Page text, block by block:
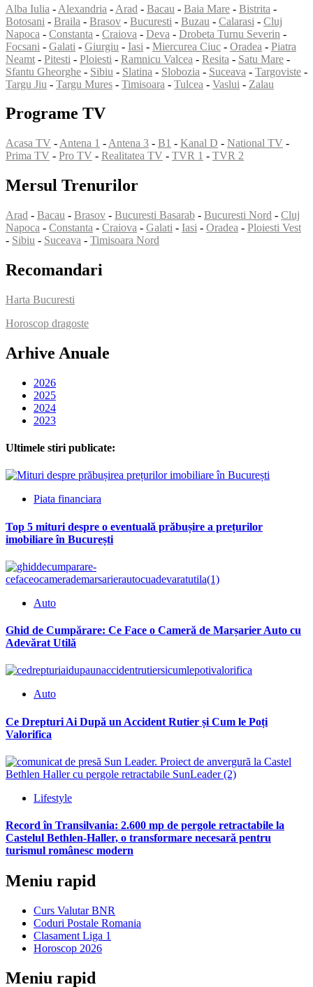
Alba Iulia - Alexandria - Arad - Bacau - Baia Mare - Bistrita -
Botosani - Braila - Brasov - Bucuresti - Buzau - Calarasi - Cluj
Napoca - Constanta - Craiova - Deva - Drobeta Turnu Severin -
Focsani - Galati - Giurgiu - Iasi - Miercurea Ciuc - Oradea - Piatra
Neamt - Pitesti - Ploiesti - Ramnicu Valcea - Resita - Satu Mare -
Sfantu Gheorghe - Sibiu - Slatina - Slobozia - Suceava - Targoviste -
Targu Jiu - Targu Mures - Timisoara - Tulcea - Vaslui - Zalau
Programe TV
Acasa TV - Antena 1 - Antena 3 - B1 - Kanal D - National TV -
Prima TV - Pro TV - Realitatea TV - TVR 1 - TVR 2
Mersul Trenurilor
Arad - Bacau - Brasov - Bucuresti Basarab - Bucuresti Nord - Cluj
Napoca - Constanta - Craiova - Galati - Iasi - Oradea - Ploiesti Vest
- Sibiu - Suceava - Timisoara Nord
Recomandari
Harta Bucuresti
Horoscop dragoste
Arhive Anuale
2026
2025
2024
2023
Ultimele stiri publicate:
Piata financiara
Top 5 mituri despre o eventuală prăbușire a prețurilor
imobiliare în București
Auto
Ghid de Cumpărare: Ce Face o Cameră de Marșarier Auto cu
Adevărat Utilă
Auto
Ce Drepturi Ai După un Accident Rutier și Cum le Poți
Valorifica
Lifestyle
Record în Transilvania: 2.600 mp de pergole retractabile la
Castelul Bethlen-Haller, o transformare necesară pentru
turismul românesc modern
Meniu rapid
Curs Valutar BNR
Coduri Postale Romania
Clasament Liga 1
Horoscop 2026
Meniu rapid